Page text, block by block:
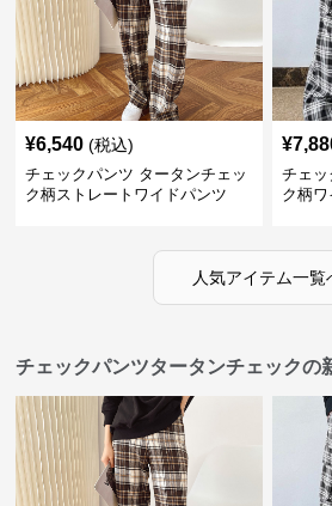
¥6,540 (税込)
チェックパンツ タータンチェッ
ク柄ストレートワイドパンツ
¥
チェッ
ク柄
人気アイテム一覧
チェックパンツタータンチェックの